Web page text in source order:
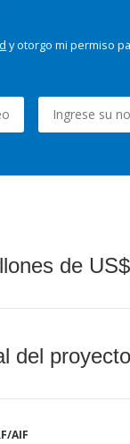
y otorgo mi permiso
de
del
AIF